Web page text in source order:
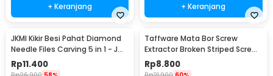
+ Keranjang + Keranjang
JKMI Kikir Besi Pahat Diamond
Needle Files Carving 5 in 1 - JM-
FL1-1
Rp11.400
Taffware Mata Bor Screw
Extractor Broken Striped Screw
Remover 4 PCS - S2
Rp8.800